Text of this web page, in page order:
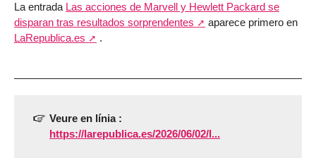
La entrada Las acciones de Marvell y Hewlett Packard se
disparan tras resultados sorprendentes
aparece primero en
LaRepublica.es
.
Veure en línia :
https://larepublica.es/2026/06/02/l...